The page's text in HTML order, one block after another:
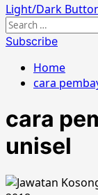
Primary
Menu
Light/Dark
Search
for:
Subscribe
Home
cara
cara
unisel